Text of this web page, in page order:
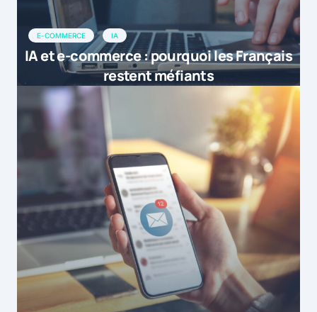
E-COMMERCE IA
IA et e-commerce : pourquoi les Français
restent méfiants